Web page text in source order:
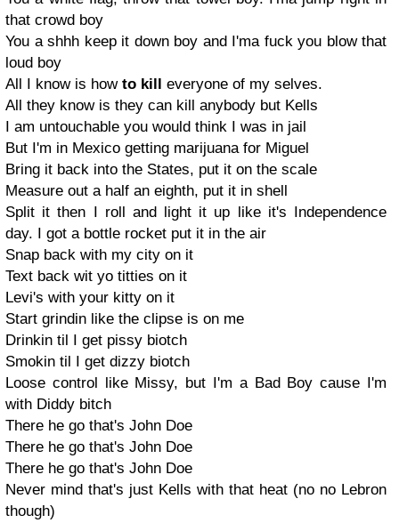
that crowd boy
You a shhh keep it down boy and I'ma fuck you blow that
loud boy
All I know is how to kill everyone of my selves.
All they know is they can kill anybody but Kells
I am untouchable you would think I was in jail
But I'm in Mexico getting marijuana for Miguel
Bring it back into the States, put it on the scale
Measure out a half an eighth, put it in shell
Split it then I roll and light it up like it's Independence
day. I got a bottle rocket put it in the air
Snap back with my city on it
Text back wit yo titties on it
Levi's with your kitty on it
Start grindin like the clipse is on me
Drinkin til I get pissy biotch
Smokin til I get dizzy biotch
Loose control like Missy, but I'm a Bad Boy cause I'm
with Diddy bitch
There he go that's John Doe
There he go that's John Doe
There he go that's John Doe
Never mind that's just Kells with that heat (no no Lebron
though)